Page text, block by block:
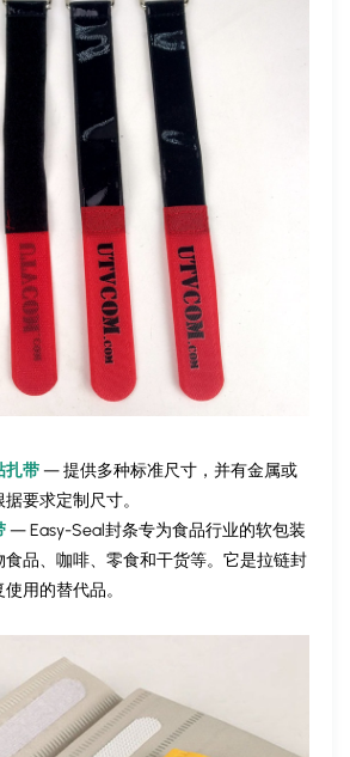
扎带— 提供多种标准尺寸，并有金属或
要求定制尺寸。
— Easy-Seal封条专为食品行业的软包装
品、咖啡、零食和干货等。它是拉链封
用的替代品。